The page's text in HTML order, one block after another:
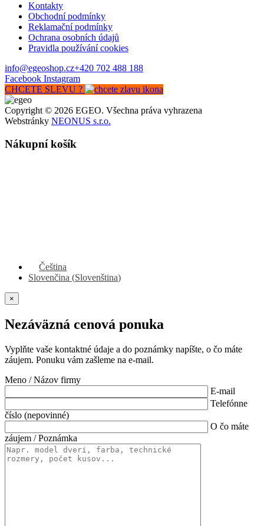
Kontakty
Obchodní podmínky
Reklamační podmínky
Ochrana osobních údajů
Pravidla používání cookies
info@egeoshop.cz+420 702 488 188
Facebook Instagram
CHCETE SLEVU ?
Copyright © 2026 EGEO. Všechna práva vyhrazena
Webstránky NEONUS s.r.o.
Nákupní košík
Čeština
Slovenčina (Slovenština)
×
Nezáväzná cenová ponuka
Vyplňte vaše kontaktné údaje a do poznámky napíšte, o čo máte
záujem. Ponuku vám zašleme na e-mail.
Meno / Názov firmy
E-mail
Telefónne
číslo (nepovinné)
O čo máte
záujem / Poznámka